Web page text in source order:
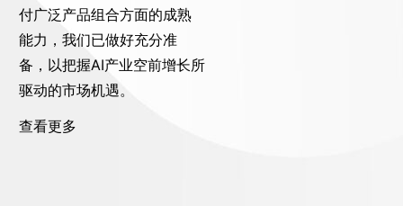
付广泛产品组合方面的成熟
能力，我们已做好充分准
备，以把握AI产业空前增长所
驱动的市场机遇。
查看更多